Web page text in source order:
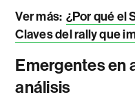
Ver más: ¿Por qué el
Claves del rally que
Emergentes en
análisis